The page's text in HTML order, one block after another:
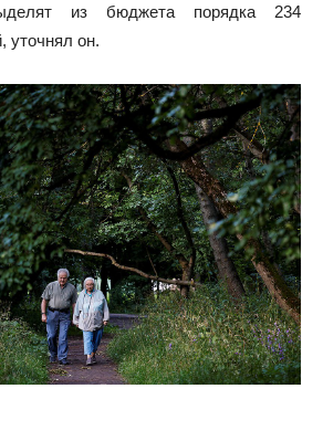
из бюджета порядка 234
уточнял он.